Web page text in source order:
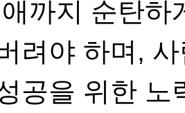
까지 순탄하
려야 하며 ,
공을 위한 노